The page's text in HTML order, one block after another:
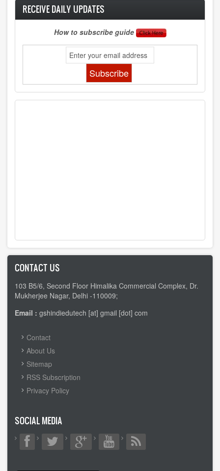
RECEIVE DAILY UPDATES
How to subscribe guide
CONTACT US
103 B5/6, Second Floor Himalika Commercial Complex, Dr.
Mukherjee Nagar, Delhi -110009;
Email : gshindiedutech [at] gmail [dot] com
FOOTER
MENU
Contact
About Us
Sitemap
RSS Subscription
Privacy Policy
SOCIAL MEDIA